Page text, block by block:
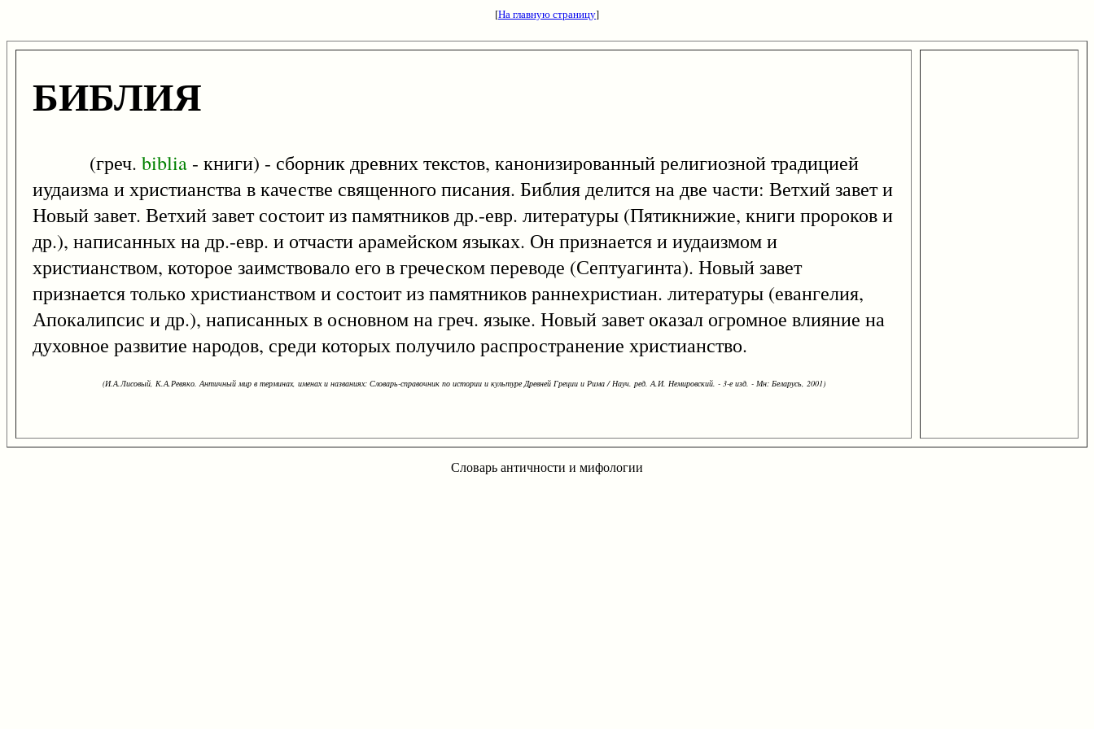
[На главную страницу]
БИБЛИЯ
(греч. biblia - книги) - сборник древних текстов, канонизированный религиозной традицией
иудаизма и христианства в качестве священного писания. Библия делится на две части: Ветхий завет и
Новый завет. Ветхий завет состоит из памятников др.-евр. литературы (Пятикнижие, книги пророков и
др.), написанных на др.-евр. и отчасти арамейском языках. Он признается и иудаизмом и
христианством, которое заимствовало его в греческом переводе (Септуагинта). Новый завет
признается только христианством и состоит из памятников раннехристиан. литературы (евангелия,
Апокалипсис и др.), написанных в основном на греч. языке. Новый завет оказал огромное влияние на
духовное развитие народов, среди которых получило распространение христианство.
(И.А.Лисовый, К.А.Ревяко. Античный мир в терминах, именах и названиях: Словарь-справочник по истории и культуре Древней Греции и Рима / Науч. ред. А.И. Немировский. - 3-е изд. - Мн: Беларусь, 2001)
Словарь античности и мифологии